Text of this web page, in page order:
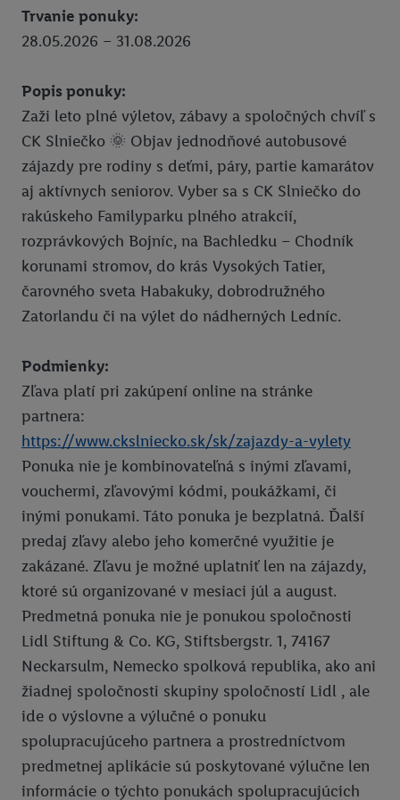
Ksebe prve sedenie
Union zľava 10 % na PZP a havarijné poistenie
Zľava 10 % na krátkodobé cestovné poistenie
Union zľava na poistenie onkologických chorôb
Zľava 10 % na celoročné cestovné poistenie
Súťaže
Právne informácie
Pravidlá používania
Ochrana osobných údajov
Vyhlásenie o prístupnosti
Pravidlá pre nabíjanie e-vozidiel
Podmienky ochrany osobných údajov pre elektronické nabíjacie
stanice
Lidl Plus krajiny
Pomoc
Trvanie ponuky:
28.05.2026 – 31.08.2026
Popis ponuky:
Zaži leto plné výletov, zábavy a spoločných chvíľ s
CK Slniečko 🌞 Objav jednodňové autobusové
zájazdy pre rodiny s deťmi, páry, partie kamarátov
aj aktívnych seniorov. Vyber sa s CK Slniečko do
rakúskeho Familyparku plného atrakcií,
rozprávkových Bojníc, na Bachledku – Chodník
korunami stromov, do krás Vysokých Tatier,
čarovného sveta Habakuky, dobrodružného
Zatorlandu či na výlet do nádherných Ledníc.
Podmienky:
Zľava platí pri zakúpení online na stránke
partnera:
https://www.ckslniecko.sk/sk/zajazdy-a-vylety
Ponuka nie je kombinovateľná s inými zľavami,
vouchermi, zľavovými kódmi, poukážkami, či
inými ponukami. Táto ponuka je bezplatná. Ďalší
predaj zľavy alebo jeho komerčné využitie je
zakázané. Zľavu je možné uplatniť len na zájazdy,
ktoré sú organizované v mesiaci júl a august.
Predmetná ponuka nie je ponukou spoločnosti
Lidl Stiftung & Co. KG, Stiftsbergstr. 1, 74167
Neckarsulm, Nemecko spolková republika, ako ani
žiadnej spoločnosti skupiny spoločností Lidl , ale
ide o výslovne a výlučné o ponuku
spolupracujúceho partnera a prostredníctvom
predmetnej aplikácie sú poskytované výlučne len
informácie o týchto ponukách spolupracujúcich